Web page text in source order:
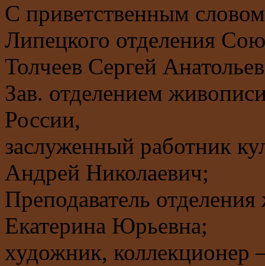
С приветственным
Липецкого отделения
Толчеев Сергей
Зав. отделением
России,
заслуженный работник
Андрей Николаевич;
Преподаватель
Екатерина Юрьевна;
художник,